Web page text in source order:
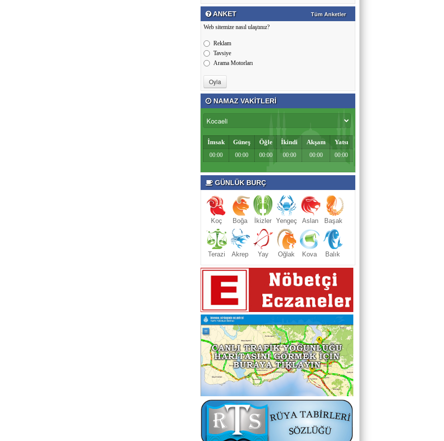
ANKET Tüm Anketler
Web sitemize nasıl ulaştınız?
Reklam
Tavsiye
Arama Motorları
NAMAZ VAKİTLERİ
İmsak Güneş Öğle İkindi Akşam Yatsı
00:00 00:00 00:00 00:00 00:00 00:00
GÜNLÜK BURÇ
Koç Boğa İkizler Yengeç Aslan Başak
Terazi Akrep Yay Oğlak Kova Balık